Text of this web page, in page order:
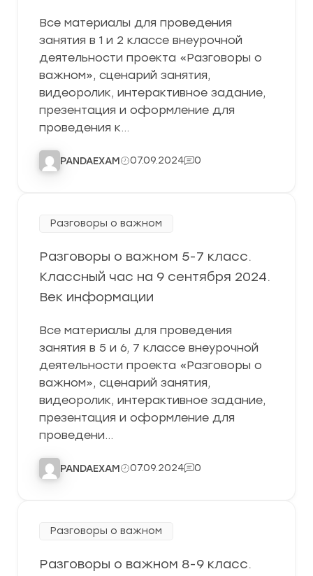
Все материалы для проведения
занятия в 1 и 2 классе внеурочной
деятельности проекта «Разговоры о
важном», сценарий занятия,
видеоролик, интерактивное задание,
презентация и оформление для
проведения к…
PANDAEXAM 07.09.2024 0
Разговоры о важном
Разговоры о важном 5-7 класс.
Классный час на 9 сентября 2024.
Век информации
Все материалы для проведения
занятия в 5 и 6, 7 классе внеурочной
деятельности проекта «Разговоры о
важном», сценарий занятия,
видеоролик, интерактивное задание,
презентация и оформление для
проведени…
PANDAEXAM 07.09.2024 0
Разговоры о важном
Разговоры о важном 8-9 класс.